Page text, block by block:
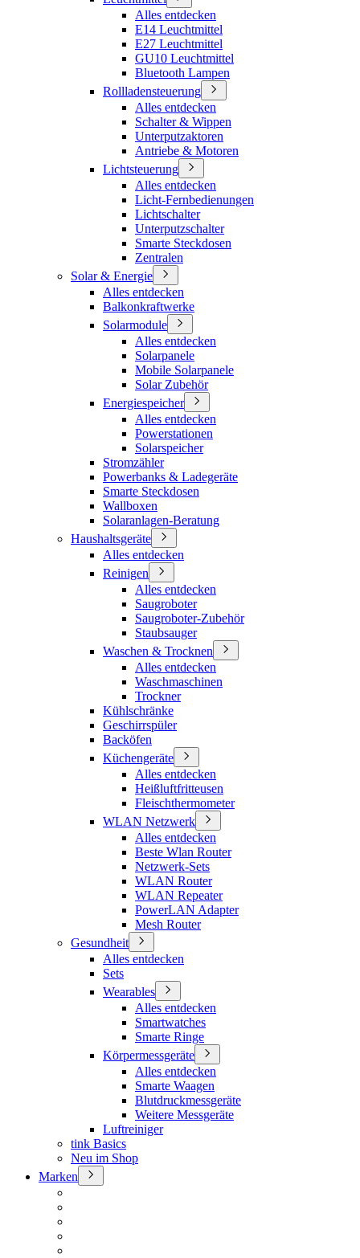
Alles entdecken
E14 Leuchtmittel
E27 Leuchtmittel
GU10 Leuchtmittel
Bluetooth Lampen
Rollladensteuerung
Alles entdecken
Schalter & Wippen
Unterputzaktoren
Antriebe & Motoren
Lichtsteuerung
Alles entdecken
Licht-Fernbedienungen
Lichtschalter
Unterputzschalter
Smarte Steckdosen
Zentralen
Solar & Energie
Alles entdecken
Balkonkraftwerke
Solarmodule
Alles entdecken
Solarpanele
Mobile Solarpanele
Solar Zubehör
Energiespeicher
Alles entdecken
Powerstationen
Solarspeicher
Stromzähler
Powerbanks & Ladegeräte
Smarte Steckdosen
Wallboxen
Solaranlagen-Beratung
Haushaltsgeräte
Alles entdecken
Reinigen
Alles entdecken
Saugroboter
Saugroboter-Zubehör
Staubsauger
Waschen & Trocknen
Alles entdecken
Waschmaschinen
Trockner
Kühlschränke
Geschirrspüler
Backöfen
Küchengeräte
Alles entdecken
Heißluftfritteusen
Fleischthermometer
WLAN Netzwerk
Alles entdecken
Beste Wlan Router
Netzwerk-Sets
WLAN Router
WLAN Repeater
PowerLAN Adapter
Mesh Router
Gesundheit
Alles entdecken
Sets
Wearables
Alles entdecken
Smartwatches
Smarte Ringe
Körpermessgeräte
Alles entdecken
Smarte Waagen
Blutdruckmessgeräte
Weitere Messgeräte
Luftreiniger
tink Basics
Neu im Shop
Marken